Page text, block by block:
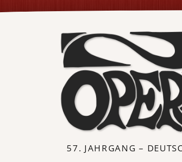
57. JAHRGANG –